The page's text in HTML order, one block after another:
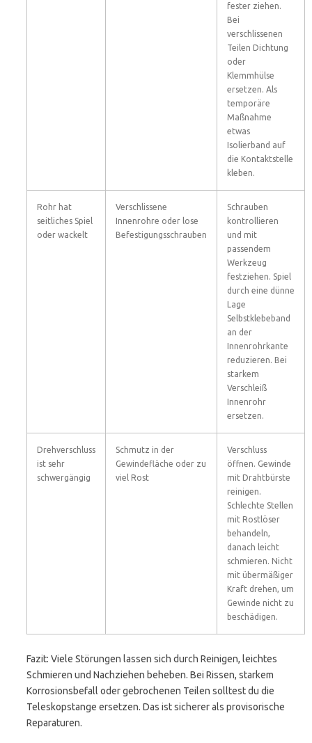
fester ziehen.
Bei
verschlissenen
Teilen Dichtung
oder
Klemmhülse
ersetzen. Als
temporäre
Maßnahme
etwas
Isolierband auf
die Kontaktstelle
kleben.
Rohr hat
seitliches Spiel
oder wackelt
Verschlissene
Innenrohre oder lose
Befestigungsschrauben
Schrauben
kontrollieren
und mit
passendem
Werkzeug
festziehen. Spiel
durch eine dünne
Lage
Selbstklebeband
an der
Innenrohrkante
reduzieren. Bei
starkem
Verschleiß
Innenrohr
ersetzen.
Drehverschluss
ist sehr
schwergängig
Schmutz in der
Gewindefläche oder zu
viel Rost
Verschluss
öffnen. Gewinde
mit Drahtbürste
reinigen.
Schlechte Stellen
mit Rostlöser
behandeln,
danach leicht
schmieren. Nicht
mit übermäßiger
Kraft drehen, um
Gewinde nicht zu
beschädigen.
Fazit: Viele Störungen lassen sich durch Reinigen, leichtes
Schmieren und Nachziehen beheben. Bei Rissen, starkem
Korrosionsbefall oder gebrochenen Teilen solltest du die
Teleskopstange ersetzen. Das ist sicherer als provisorische
Reparaturen.